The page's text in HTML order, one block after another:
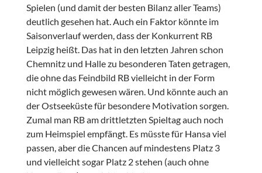
Spielen (und damit der besten Bilanz aller Teams)
deutlich gesehen hat. Auch ein Faktor könnte im
Saisonverlauf werden, dass der Konkurrent RB
Leipzig heißt. Das hat in den letzten Jahren schon
Chemnitz und Halle zu besonderen Taten getragen,
die ohne das Feindbild RB vielleicht in der Form
nicht möglich gewesen wären. Und könnte auch an
der Ostseeküste für besondere Motivation sorgen.
Zumal man RB am drittletzten Spieltag auch noch
zum Heimspiel empfängt. Es müsste für Hansa viel
passen, aber die Chancen auf mindestens Platz 3
und vielleicht sogar Platz 2 stehen (auch ohne